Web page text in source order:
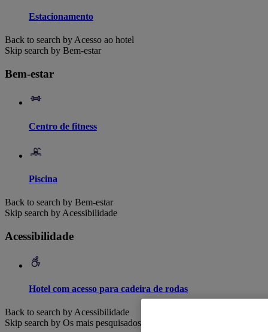
Estacionamento
Back to search by Acesso ao hotel
Skip search by Bem-estar
Bem-estar
Centro de fitness
Piscina
Back to search by Bem-estar
Skip search by Acessibilidade
Acessibilidade
Hotel com acesso para cadeira de rodas
Back to search by Acessibilidade
Skip search by Os mais pesquisados